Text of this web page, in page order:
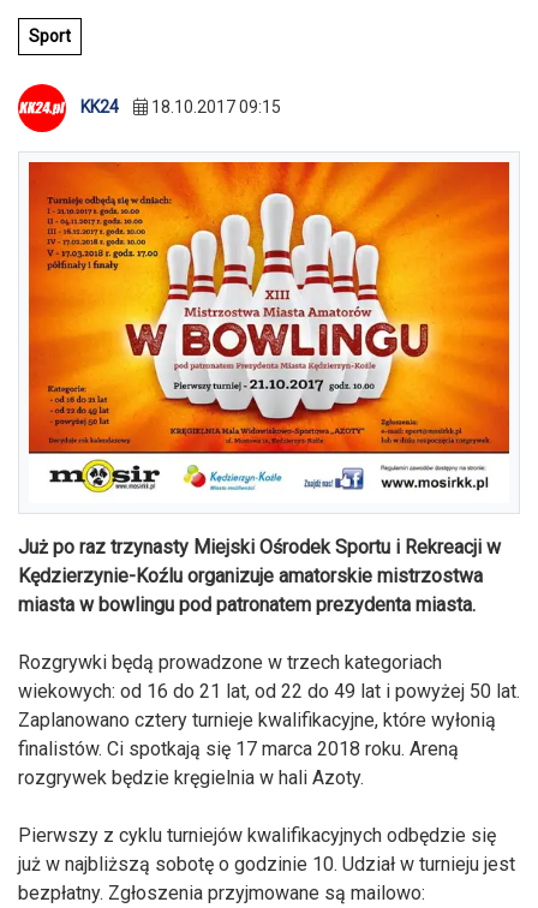
Sport
KK24 18.10.2017 09:15
Już po raz trzynasty Miejski Ośrodek Sportu i Rekreacji w
Kędzierzynie-Koźlu organizuje amatorskie mistrzostwa
miasta w bowlingu pod patronatem prezydenta miasta.
Rozgrywki będą prowadzone w trzech kategoriach
wiekowych: od 16 do 21 lat, od 22 do 49 lat i powyżej 50 lat.
Zaplanowano cztery turnieje kwalifikacyjne, które wyłonią
finalistów. Ci spotkają się 17 marca 2018 roku. Areną
rozgrywek będzie kręgielnia w hali Azoty.
Pierwszy z cyklu turniejów kwalifikacyjnych odbędzie się
już w najbliższą sobotę o godzinie 10. Udział w turnieju jest
bezpłatny. Zgłoszenia przyjmowane są mailowo: